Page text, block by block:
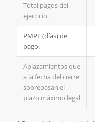
Total pagos del
ejercicio.
PMPE (días) de
pago.
Aplazamientos que
a la fecha del cierre
sobrepasan el
plazo máximo legal